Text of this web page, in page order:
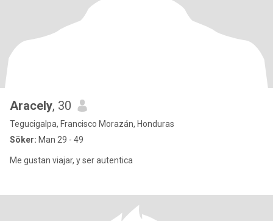
Aracely, 30
Tegucigalpa, Francisco Morazán, Honduras
Söker: Man 29 - 49
Me gustan viajar, y ser autentica